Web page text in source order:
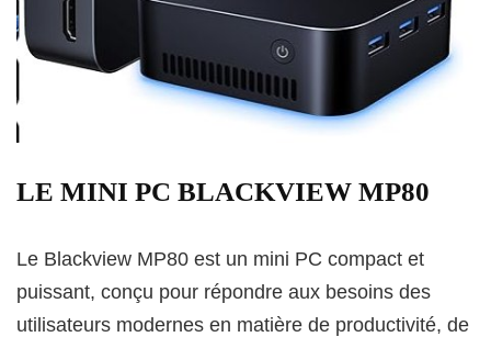
LE MINI PC BLACKVIEW MP80
Le Blackview MP80 est un mini PC compact et
puissant, conçu pour répondre aux besoins des
utilisateurs modernes en matière de productivité, de